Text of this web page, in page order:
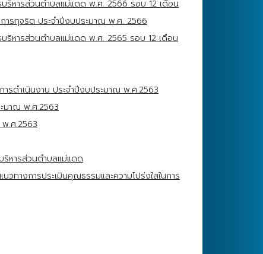
ริหารส่วนตำบลแม่แดด พ.ศ. 2566 รอบ 12 เดือน
ารทุจริต ประจำปีงบประมาณ พ.ศ. 2566
ริหารส่วนตำบลแม่แดด พ.ศ. 2565 รอบ 12 เดือน
ดำเนินงาน ประจำปีงบประมาณ พ.ศ.2563
มาณ พ.ศ.2563
.ศ.2563
ริหารส่วนตำบลแม่แดด
ทางการประเมินคุณธรรมและความโปร่งใสในการ